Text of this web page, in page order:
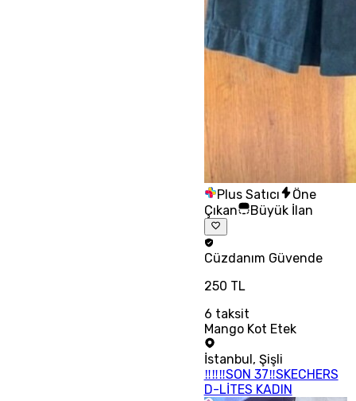
Plus Satıcı
Öne
Çıkan
Büyük İlan
Cüzdanım Güvende
250 TL
6 taksit
Mango Kot Etek
İstanbul , Şişli
‼‼‼SON 37‼SKECHERS
D-LİTES KADIN